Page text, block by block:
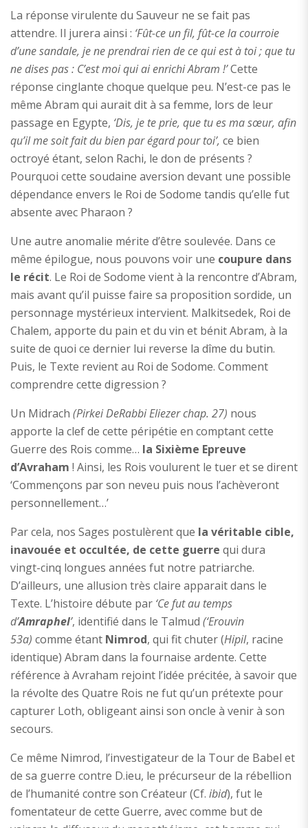
La réponse virulente du Sauveur ne se fait pas
attendre. Il jurera ainsi : ‘Fût-ce un fil, fût-ce la courroie
d’une sandale, je ne prendrai rien de ce qui est à toi ; que tu
ne dises pas : C’est moi qui ai enrichi Abram !’Cette
réponse cinglante choque quelque peu. N’est-ce pas le
même Abram qui aurait dit à sa femme, lors de leur
passage en Egypte, ‘Dis, je te prie, que tu es ma sœur, afin
qu’il me soit fait du bien par égard pour toi’, ce bien
octroyé étant, selon Rachi, le don de présents ?
Pourquoi cette soudaine aversion devant une possible
dépendance envers le Roi de Sodome tandis qu’elle fut
absente avec Pharaon ?
Une autre anomalie mérite d’être soulevée. Dans ce
même épilogue, nous pouvons voir une coupure dans
le récit. Le Roi de Sodome vient à la rencontre d’Abram,
mais avant qu’il puisse faire sa proposition sordide, un
personnage mystérieux intervient. Malkitsedek, Roi de
Chalem, apporte du pain et du vin et bénit Abram, à la
suite de quoi ce dernier lui reverse la dîme du butin.
Puis, le Texte revient au Roi de Sodome. Comment
comprendre cette digression ?
Un Midrach (Pirkei DeRabbi Eliezer chap. 27) nous
apporte la clef de cette péripétie en comptant cette
Guerre des Rois comme… la Sixième Epreuve
d’Avraham ! Ainsi, les Rois voulurent le tuer et se dirent
‘Commençons par son neveu puis nous l’achèveront
personnellement…’
Par cela, nos Sages postulèrent que la véritable cible,
inavouée et occultée, de cette guerre qui dura
vingt-cinq longues années fut notre patriarche.
D’ailleurs, une allusion très claire apparait dans le
Texte. L’histoire débute par ‘Ce fut au temps
d’Amraphel’, identifié dans le Talmud (‘Erouvin
53a) comme étant Nimrod, qui fit chuter (Hipil, racine
identique) Abram dans la fournaise ardente. Cette
référence à Avraham rejoint l’idée précitée, à savoir que
la révolte des Quatre Rois ne fut qu’un prétexte pour
capturer Loth, obligeant ainsi son oncle à venir à son
secours.
Ce même Nimrod, l’investigateur de la Tour de Babel et
de sa guerre contre D.ieu, le précurseur de la rébellion
de l’humanité contre son Créateur (Cf. ibid), fut le
fomentateur de cette Guerre, avec comme but de